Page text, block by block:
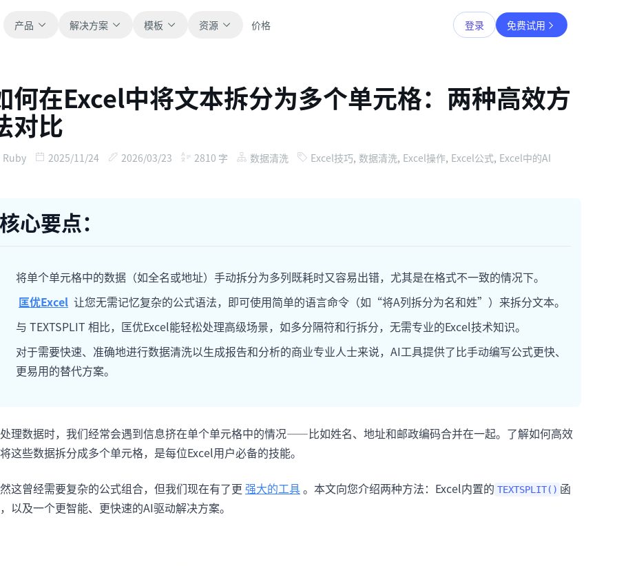
产品 解决方案 模板
全部
浏览全部可直接使用的表格模板。
财务
用于跟踪流程、协作、计划与执行。
支持销售管道、目标、预测和营收跟踪。
管理里程碑、负责人、交付和进度。
分析
资源
博客
获取产品更新、案例和工作流灵感。
新手指南
用于分析、报表和清洗的实用提示词。
帮助新用户和团队快速上手。
价格 登录 免费试用
何在Excel中将文本拆分为多个单元格：两种高效方
对比
Ruby 2025/11/24 2026/03/23 2810 字 数据清洗 Excel技巧, 数据清洗, Excel操作, Excel公式, Excel中的AI
核心要点：
将单个单元格中的数据（如全名或地址）手动拆分为多列既耗时又容易出错，尤其是在格式不一致的情况下。
匡优Excel 让您无需记忆复杂的公式语法，即可使用简单的语言命令（如“将A列拆分为名和姓”）来拆分文本。
与 TEXTSPLIT 相比，匡优Excel能轻松处理高级场景，如多分隔符和行拆分，无需专业的Excel技术知识。
对于需要快速、准确地进行数据清洗以生成报告和分析的商业专业人士来说，AI工具提供了比手动编写公式更快、
更易用的替代方案。
理数据时，我们经常会遇到信息挤在单个单元格中的情况——比如姓名、地址和邮政编码合并在一起。了解如何高效
这些数据拆分成多个单元格，是每位Excel用户必备的技能。
这曾经需要复杂的公式组合，但我们现在有了更 强大的工具。本文向您介绍两种方法：Excel内置的 TEXTSPLIT() 函
以及一个更智能、更快速的AI驱动解决方案。